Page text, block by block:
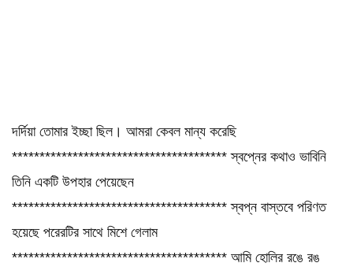
দর্দিয়া তোমার ইচ্ছা ছিল। আমরা কেবল মান্য করেছি
*************************************** স্বপ্নের কথাও ভাবিনি
তিনি একটি উপহার পেয়েছেন
*************************************** স্বপ্ন বাস্তবে পরিণত
হয়েছে পরেরটির সাথে মিশে গেলাম
*************************************** আমি হোলির রঙে রঙ